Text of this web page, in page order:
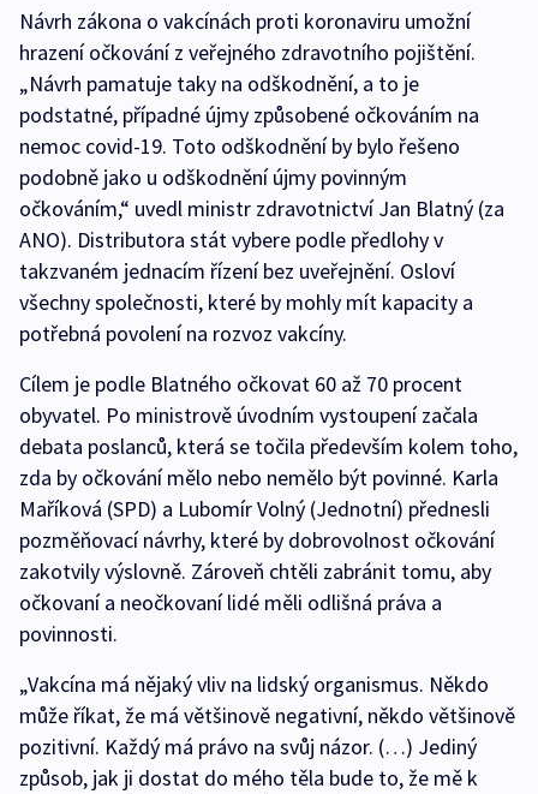
Návrh zákona o vakcínách proti koronaviru umožní
hrazení očkování z veřejného zdravotního pojištění.
„Návrh pamatuje taky na odškodnění, a to je
podstatné, případné újmy způsobené očkováním na
nemoc covid-19. Toto odškodnění by bylo řešeno
podobně jako u odškodnění újmy povinným
očkováním,“ uvedl ministr zdravotnictví Jan Blatný (za
ANO). Distributora stát vybere podle předlohy v
takzvaném jednacím řízení bez uveřejnění. Osloví
všechny společnosti, které by mohly mít kapacity a
potřebná povolení na rozvoz vakcíny.
Cílem je podle Blatného očkovat 60 až 70 procent
obyvatel. Po ministrově úvodním vystoupení začala
debata poslanců, která se točila především kolem toho,
zda by očkování mělo nebo nemělo být povinné. Karla
Maříková (SPD) a Lubomír Volný (Jednotní) přednesli
pozměňovací návrhy, které by dobrovolnost očkování
zakotvily výslovně. Zároveň chtěli zabránit tomu, aby
očkovaní a neočkovaní lidé měli odlišná práva a
povinnosti.
„Vakcína má nějaký vliv na lidský organismus. Někdo
může říkat, že má většinově negativní, někdo většinově
pozitivní. Každý má právo na svůj názor. (…) Jediný
způsob, jak ji dostat do mého těla bude to, že mě k